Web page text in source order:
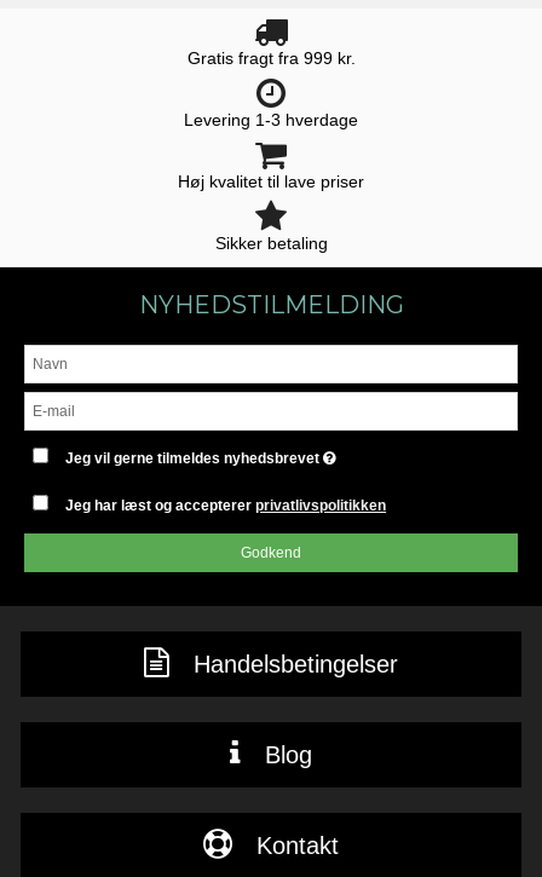
Gratis fragt fra 999 kr.
Levering 1-3 hverdage
Høj kvalitet til lave priser
Sikker betaling
NYHEDSTILMELDING
Jeg vil gerne tilmeldes nyhedsbrevet
Jeg har læst og acceptererprivatlivspolitikken
Godkend
Handelsbetingelser
Blog
Kontakt